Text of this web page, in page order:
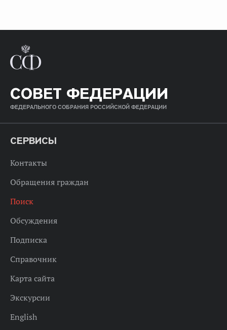
СОВЕТ ФЕДЕРАЦИИ
ФЕДЕРАЛЬНОГО СОБРАНИЯ РОССИЙСКОЙ ФЕДЕРАЦИИ
СЕРВИСЫ
Контакты
Обращения граждан
Поиск
Обсуждения
Подписка
Справочник
Карта сайта
Экскурсии
English